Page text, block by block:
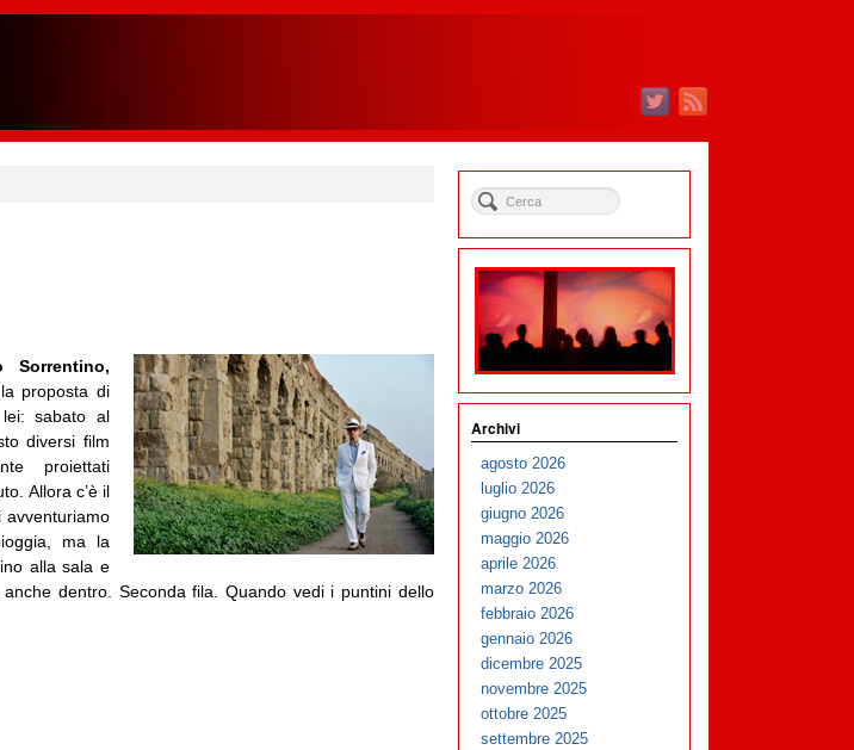
proposta di
sabato al
diversi film
proiettati
Allora c’è il
avventuriamo
ma la
alla sala e
dentro. Seconda fila. Quando vedi i puntini dello
Archivi
agosto 2026
luglio 2026
giugno 2026
maggio 2026
aprile 2026
marzo 2026
febbraio 2026
gennaio 2026
dicembre 2025
novembre 2025
ottobre 2025
settembre 2025